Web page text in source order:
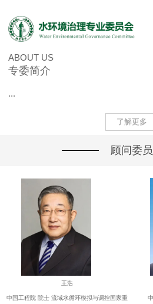
ABOUT US
专委简介
...
了解更多
顾问委员
王浩
中国工程院 院士 流域水循环模拟与调控国家重